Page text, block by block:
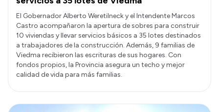
El Gobernador Alberto Weretilneck y el Intendente Marcos
Castro acompañaron la apertura de sobres para construir
10 viviendas y llevar servicios básicos a 35 lotes destinados
a trabajadores de la construcción. Además, 9 familias de
Viedma recibieron las escrituras de sus hogares. Con
fondos propios, la Provincia asegura un techo y mejor
calidad de vida para más familias.